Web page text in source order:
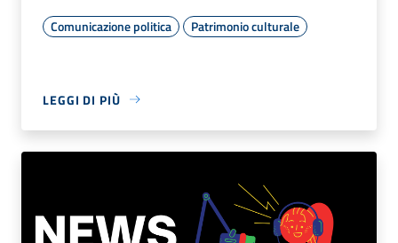
Comunicazione politica Patrimonio culturale
LEGGI DI PIÙ